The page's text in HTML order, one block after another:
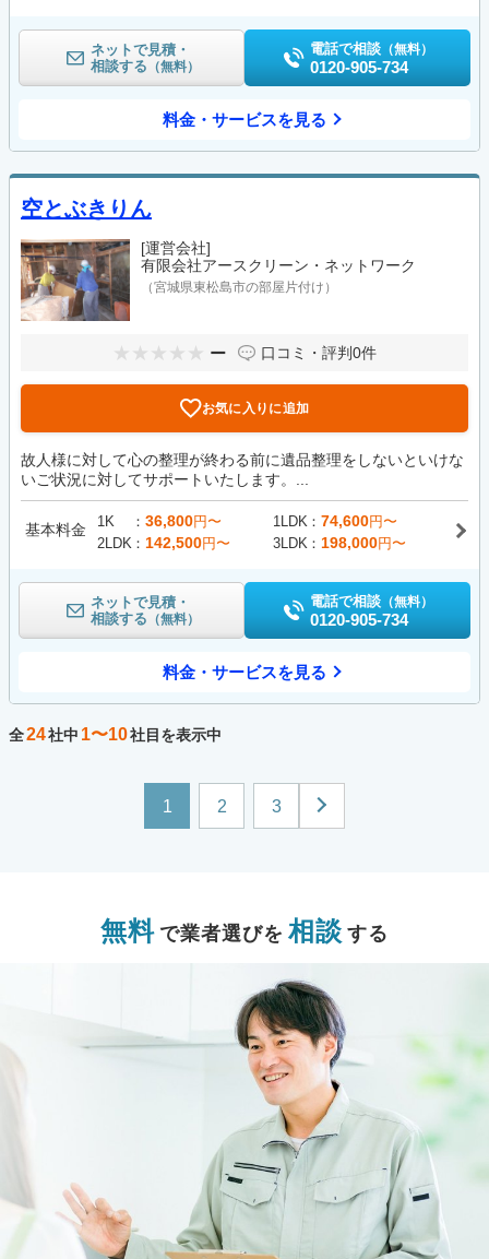
ネットで見積・
相談する （無料）
電話で相談 （無料）
0120-905-734
料金・サービスを見る
空とぶきりん
[運営会社]
有限会社アースクリーン・ネットワーク
（宮城県東松島市の部屋片付け）
ー 口コミ・評判0件
お気に入りに追加
故人様に対して心の整理が終わる前に遺品整理をしないといけな
いご状況に対してサポートいたします。...
基本料金 1K 36,800円〜 1LDK 74,600円〜
2LDK
142,500円〜 3LDK 198,000円〜
ネットで見積・
相談する （無料）
電話で相談 （無料）
0120-905-734
料金・サービスを見る
全24社中 1〜10社目を表示中
1 2 3
無料 で業者選びを 相談 する